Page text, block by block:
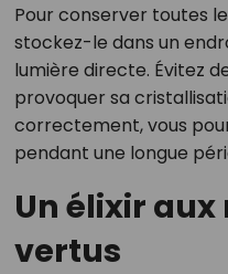
Pour conserver toutes
stockez-le dans un
lumière directe. Évitez
provoquer sa
correctement, vous
pendant une longue
Un élixir
vertus